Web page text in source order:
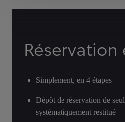
Simplement, en 4 étapes
Dépôt de réservation de
systématiquement restitué